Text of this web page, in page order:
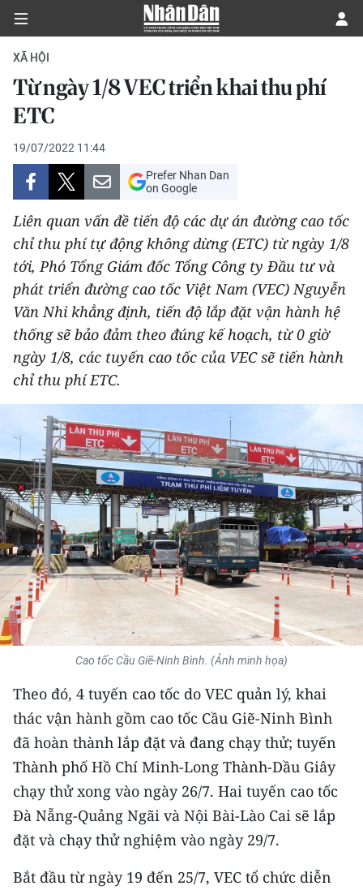
CHÍNH TRỊ
KINH TẾ
VĂN HÓA
XÃ HỘI
PHÁP LUẬT
DU LỊCH
THẾ GIỚI
THỂ THAO
GIÁO DỤC
Y TẾ
KHOA HỌC - CÔNG NGHỆ
MÔI TRƯỜNG
BẠN ĐỌC
KIỂM CHỨNG THÔNG TIN
TRI THỨC CHUYÊN SÂU
54 DÂN TỘC VIỆT NAM
CHƯƠNG TRÌNH OCOP - MỖI XÃ
MỘT SẢN PHẨM
RADIO
MEDIA CENTER
E-Magazine
XÃ HỘI
Từ ngày 1/8 VEC triển khai thu phí
ETC
19/07/2022 11:44
Prefer Nhan Dan
on Google
Liên quan vấn đề tiến độ các dự án đường cao tốc
chỉ thu phí tự động không dừng (ETC) từ ngày 1/8
tới, Phó Tổng Giám đốc Tổng Công ty Đầu tư và
phát triển đường cao tốc Việt Nam (VEC) Nguyễn
Văn Nhi khẳng định, tiến độ lắp đặt vận hành hệ
thống sẽ bảo đảm theo đúng kế hoạch, từ 0 giờ
ngày 1/8, các tuyến cao tốc của VEC sẽ tiến hành
chỉ thu phí ETC.
Cao tốc Cầu Giẽ-Ninh Bình. (Ảnh minh họa)
Theo đó, 4 tuyến cao tốc do VEC quản lý, khai
thác vận hành gồm cao tốc Cầu Giẽ-Ninh Bình
đã hoàn thành lắp đặt và đang chạy thử; tuyến
Thành phố Hồ Chí Minh-Long Thành-Dầu Giây
chạy thử xong vào ngày 26/7. Hai tuyến cao tốc
Đà Nẵng-Quảng Ngãi và Nội Bài-Lào Cai sẽ lắp
đặt và chạy thử nghiệm vào ngày 29/7.
Bắt đầu từ ngày 19 đến 25/7, VEC tổ chức diễn